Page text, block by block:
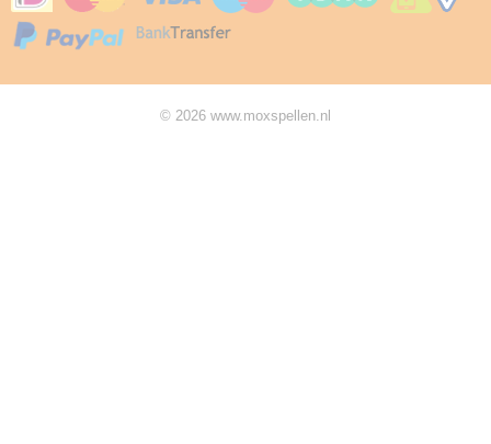
© 2026 www.moxspellen.nl